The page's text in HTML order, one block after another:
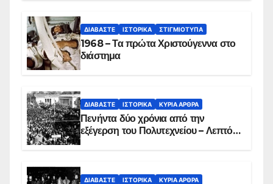
ΔΙΑΒΆΣΤΕ ΙΣΤΟΡΙΚΆ ΣΤΙΓΜΙΌΤΥΠΑ
1968 – Τα πρώτα Χριστούγεννα στο
διάστημα
ΔΙΑΒΆΣΤΕ ΙΣΤΟΡΙΚΆ ΚΥΡΙΑ ΑΡΘΡΑ
Πενήντα δύο χρόνια από την
εξέγερση του Πολυτεχνείου – Λεπτό
ΔΙΑΒΆΣΤΕ ΙΣΤΟΡΙΚΆ ΚΥΡΙΑ ΑΡΘΡΑ